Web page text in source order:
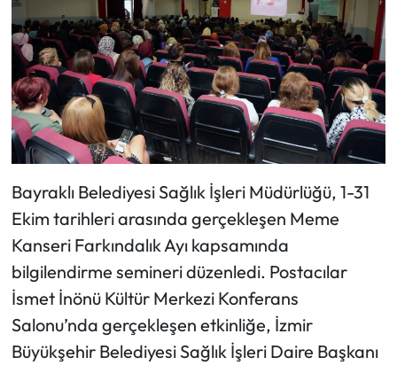
Bayraklı Belediyesi Sağlık İşleri Müdürlüğü, 1-31
Ekim tarihleri arasında gerçekleşen Meme
Kanseri Farkındalık Ayı kapsamında
bilgilendirme semineri düzenledi. Postacılar
İsmet İnönü Kültür Merkezi Konferans
Salonu’nda gerçekleşen etkinliğe, İzmir
Büyükşehir Belediyesi Sağlık İşleri Daire Başkanı